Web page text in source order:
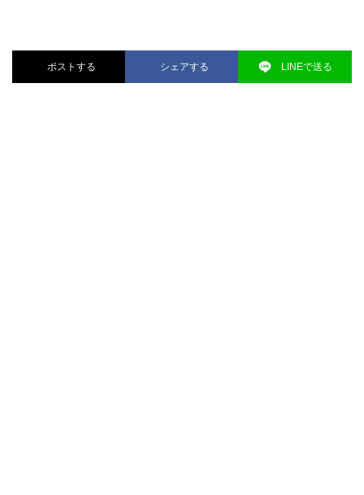
ポストする シェアする LINEで送る